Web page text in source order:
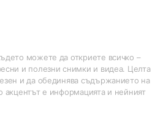
можете да откриете всичко –
и полезни снимки и видеа. Целта
и да обединява съдържанието на
акцентът е информацията и нейният